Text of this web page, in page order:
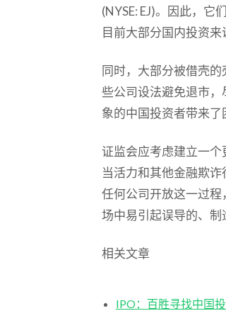
(NYSE: EJ)。因此，
目前大部分国内投资来
同时，大部分被借壳
些公司设法避免退市
象的中国投资者带来了
证监会应考虑建立一
当活力和其他金融欺
任何公司开放这一过
场中易引起误导的、制
相关文章
IPO：百胜寻找中国